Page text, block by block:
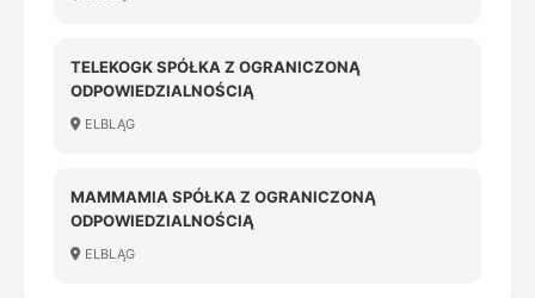
TELEKOGK SPÓŁKA Z OGRANICZONĄ
ODPOWIEDZIALNOŚCIĄ
ELBLĄG
MAMMAMIA SPÓŁKA Z OGRANICZONĄ
ODPOWIEDZIALNOŚCIĄ
ELBLĄG